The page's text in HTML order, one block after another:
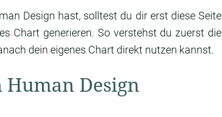
Design hast, solltest du dir erst diese Seite
Chart generieren. So verstehst du zuerst die
dein eigenes Chart direkt nutzen kannst.
Design